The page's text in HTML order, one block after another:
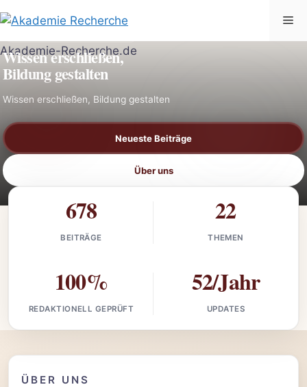
Inhalt
springen
Wissen erschließen,
Bildung gestalten
Wissen erschließen, Bildung gestalten
Neueste Beiträge
Über uns
678
BEITRÄGE
22
THEMEN
100%
REDAKTIONELL GEPRÜFT
52/Jahr
UPDATES
ÜBER UNS